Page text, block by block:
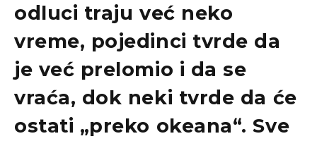
odluci traju već neko
vreme, pojedinci tvrde da
je već prelomio i da se
vraća, dok neki tvrde da će
ostati „preko okeana“. Sve